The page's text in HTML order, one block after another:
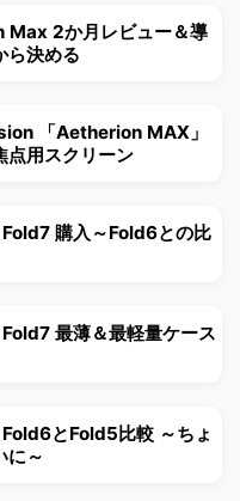
Max 2か月レビュー＆導
ら決める
「Aetherion MAX」
点用スクリーン
Fold7 購入～Fold6との比
最薄＆最軽量ケース
とFold5比較 ～ちょ
に～